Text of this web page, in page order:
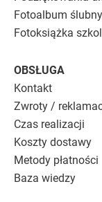
Fotoalbum ślubny
Fotoksiążka
OBSŁUGA
Kontakt
Zwroty /
Czas realizacji
Koszty dostawy
Metody płatności
Baza wiedzy